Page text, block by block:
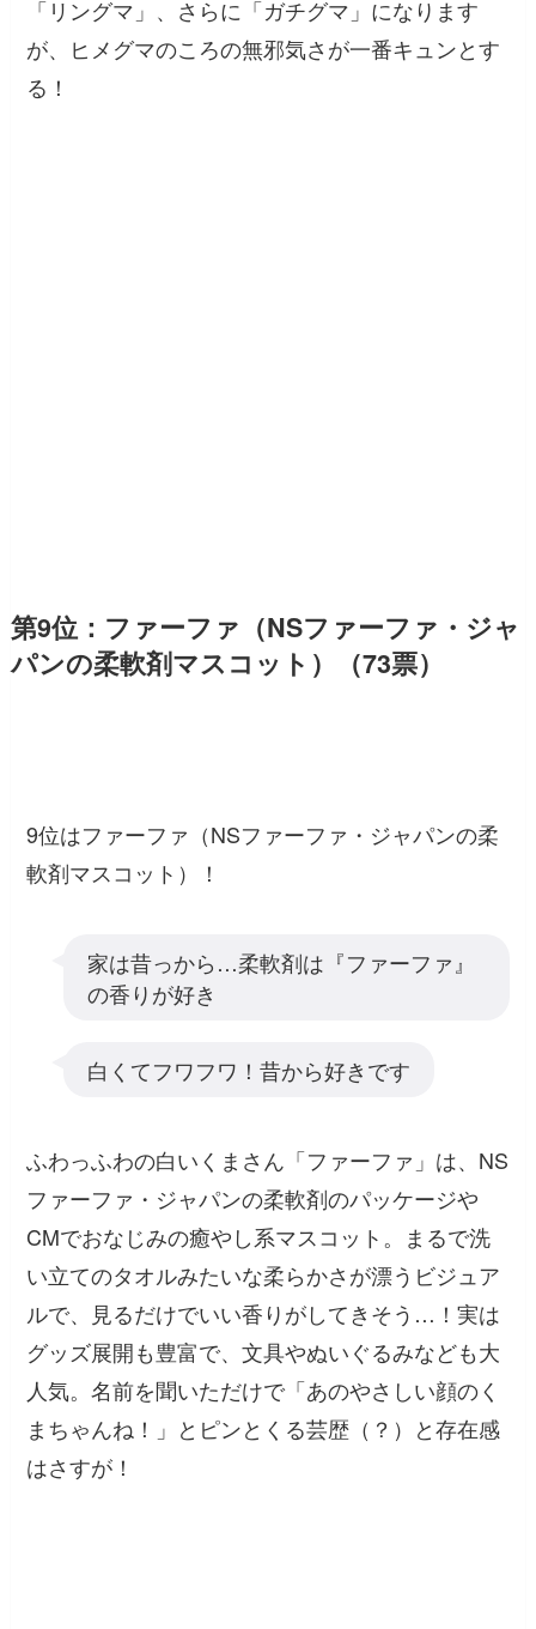
「リングマ」、さらに「ガチグマ」になります
が、ヒメグマのころの無邪気さが一番キュンとす
る！
第9位：ファーファ（NSファーファ・ジャ
パンの柔軟剤マスコット）（73票）
9位はファーファ（NSファーファ・ジャパンの柔
軟剤マスコット）！
家は昔っから…柔軟剤は『ファーファ』
の香りが好き
白くてフワフワ！昔から好きです
ふわっふわの白いくまさん「ファーファ」は、NS
ファーファ・ジャパンの柔軟剤のパッケージや
CMでおなじみの癒やし系マスコット。まるで洗
い立てのタオルみたいな柔らかさが漂うビジュア
ルで、見るだけでいい香りがしてきそう…！実は
グッズ展開も豊富で、文具やぬいぐるみなども大
人気。名前を聞いただけで「あのやさしい顔のく
まちゃんね！」とピンとくる芸歴（？）と存在感
はさすが！